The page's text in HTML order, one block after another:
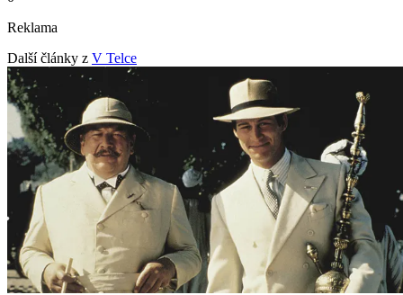
Reklama
Další články z V Telce